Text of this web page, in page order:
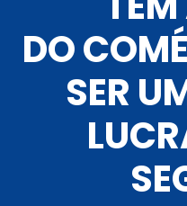
DO
SER